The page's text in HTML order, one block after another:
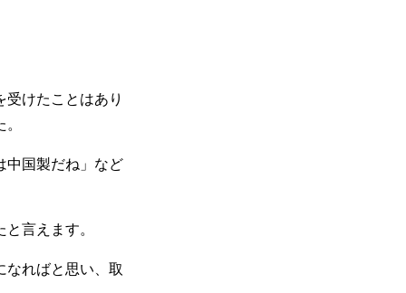
けたことはあり
中国製だね」など
言えます。
ればと思い、取